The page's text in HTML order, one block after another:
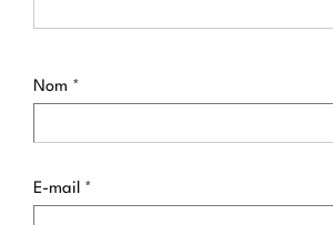
Nom *
E-mail *